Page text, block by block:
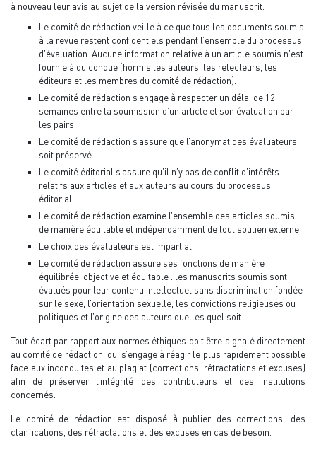
à nouveau leur avis au sujet de la version révisée du manuscrit.
Le comité de rédaction veille à ce que tous les documents soumis
à la revue restent confidentiels pendant l’ensemble du processus
d’évaluation. Aucune information relative à un article soumis n’est
fournie à quiconque (hormis les auteurs, les relecteurs, les
éditeurs et les membres du comité de rédaction).
Le comité de rédaction s’engage à respecter un délai de 12
semaines entre la soumission d’un article et son évaluation par
les pairs.
Le comité de rédaction s’assure que l’anonymat des évaluateurs
soit préservé.
Le comité éditorial s’assure qu’il n’y pas de conflit d’intérêts
relatifs aux articles et aux auteurs au cours du processus
éditorial.
Le comité de rédaction examine l’ensemble des articles soumis
de manière équitable et indépendamment de tout soutien externe.
Le choix des évaluateurs est impartial.
Le comité de rédaction assure ses fonctions de manière
équilibrée, objective et équitable : les manuscrits soumis sont
évalués pour leur contenu intellectuel sans discrimination fondée
sur le sexe, l’orientation sexuelle, les convictions religieuses ou
politiques et l’origine des auteurs quelles quel soit.
Tout écart par rapport aux normes éthiques doit être signalé directement
au comité de rédaction, qui s’engage à réagir le plus rapidement possible
face aux inconduites et au plagiat (corrections, rétractations et excuses)
afin de préserver l’intégrité des contributeurs et des institutions
concernés.
Le comité de rédaction est disposé à publier des corrections, des
clarifications, des rétractations et des excuses en cas de besoin.